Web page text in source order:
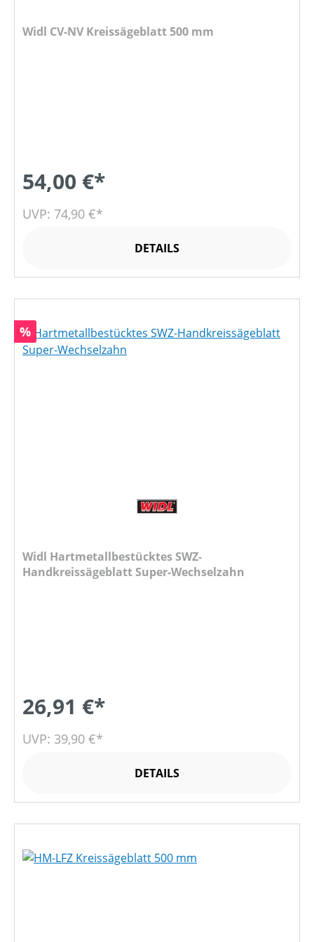
Widl CV-NV Kreissägeblatt 500 mm
54,00 €*
UVP: 74,90 €*
DETAILS
Rabatt
%
Widl Hartmetallbestücktes SWZ-
Handkreissägeblatt Super-Wechselzahn
26,91 €*
UVP: 39,90 €*
DETAILS